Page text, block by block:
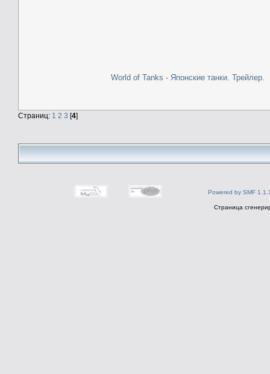
World of Tanks - Японские танки. Трейлер.
Страниц: 1 2 3 [4]
Powered by SMF
Страница